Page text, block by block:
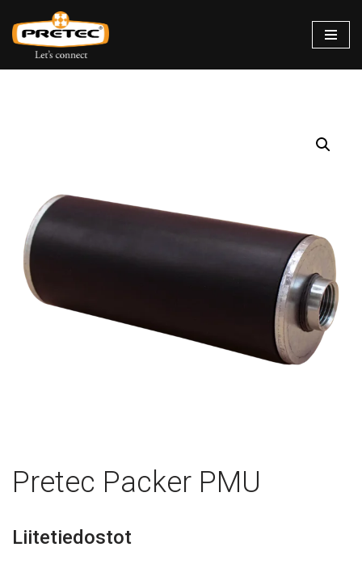
Siirry
suoraan
Pretec Packer PMU
Liitetiedostot